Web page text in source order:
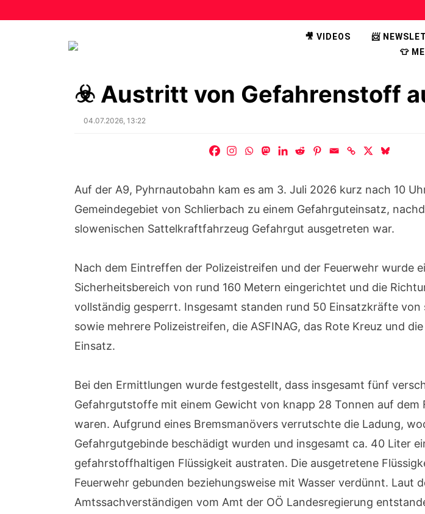
🎥 VIDEOS 📨
👕
☣️ Austritt von Gefahrenstoff
Posted
04.07.2026, 13:22
Auf der A9, Pyhrnautobahn kam es am 3. Juli 2026 kurz nach 10
Gemeindegebiet von Schlierbach zu einem Gefahrguteinsatz,
slowenischen Sattelkraftfahrzeug Gefahrgut ausgetreten war.
Nach dem Eintreffen der Polizeistreifen und der Feuerwehr wurde
Sicherheitsbereich von rund 160 Metern eingerichtet und die
vollständig gesperrt. Insgesamt standen rund 50 Einsatzkräfte von
sowie mehrere Polizeistreifen, die ASFINAG, das Rote Kreuz und
Einsatz.
Bei den Ermittlungen wurde festgestellt, dass insgesamt fünf
Gefahrgutstoffe mit einem Gewicht von knapp 28 Tonnen auf dem
waren. Aufgrund eines Bremsmanövers verrutschte die Ladung,
Gefahrgutgebinde beschädigt wurden und insgesamt ca. 40 Liter
gefahrstoffhaltigen Flüssigkeit austraten. Die ausgetretene
Feuerwehr gebunden beziehungsweise mit Wasser verdünnt. Laut
Amtssachverständigen vom Amt der OÖ Landesregierung